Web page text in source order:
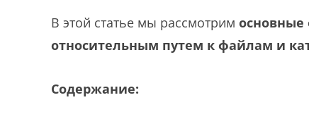
В этой статье мы рассмотрим
относительным путем к файлам и
Содержание: